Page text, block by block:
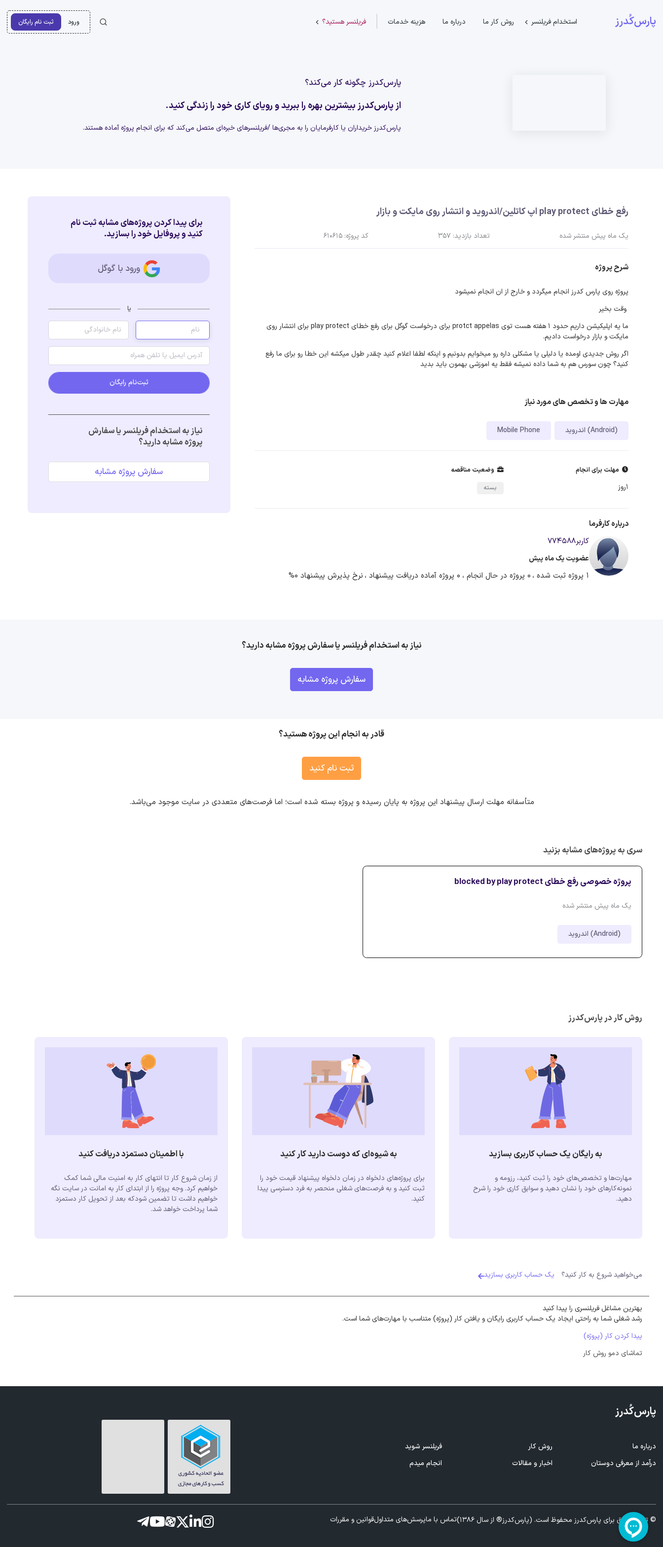
پارس‌کُدرز استخدام فریلنسر روش کار ما درباره ما هزینه خدمات فریلنسر هستید؟ ورود ثبت نام رایگان
پارس‌کدرز چگونه کار می‌کند؟
از پارس‌کدرز بیشترین بهره را ببرید و رویای کاری خود را زندگی کنید.
پارس‌کدرز خریداران یا کارفرمایان را به مجری‌ها /فریلنسرهای خبره‌ای متصل می‌کند که برای انجام پروژه آماده هستند.
رفع خطای play protect اپ کاتلین/اندروید و انتشار روی مایکت و بازار
یک ماه پیش منتشر شده تعداد بازدید: 357 کد پروژه: 610615
شرح پروژه
پروژه روی پارس کدرز انجام میگردد و خارج از ان انجام نمیشود
وقت بخیر
ما یه اپلیکیشن داریم حدود ۱ هفته هست توی protct appelas برای درخواست گوگل برای رفع خطای play protect برای انتشار روی
مایکت و بازار درخواست دادیم.
اگر روش جدیدی اومده یا دلیلی یا مشکلی داره رو میخوایم بدونیم و اینکه لطفا اعلام کنید چقدر طول میکشه این خطا رو برای ما رفع
کنید؟ چون سورس هم به شما داده نمیشه فقط یه اموزشی بهمون باید بدید
مهارت ها و تخصص های مورد نیاز
اندروید (Android) Mobile Phone
مهلت برای انجام
1روز
وضعیت مناقصه
بسته
درباره کارفرما
کاربر774588
عضویت یک ماه پیش
1 پروژه ثبت شده ، 0 پروژه در حال انجام ، 0 پروژه آماده دریافت پیشنهاد ، نرخ پذیرش پیشنهاد 0%
برای پیدا کردن پروژه‌های مشابه ثبت نام
کنید و پروفایل خود را بسازید.
ورود با گوگل
یا
ثبت‌نام رایگان
نیاز به استخدام فریلنسر یا سفارش
پروژه مشابه دارید؟
سفارش پروژه مشابه
نیاز به استخدام فریلنسر یا سفارش پروژه مشابه دارید؟
سفارش پروژه مشابه
قادر به انجام این پروژه هستید؟
ثبت نام کنید
متأسفانه مهلت ارسال پیشنهاد این پروژه به پایان رسیده و پروژه بسته شده است؛ اما فرصت‌های متعددی در سایت موجود می‌باشد.
سری به پروژه‌های مشابه بزنید
پروژه خصوصی رفع خطای blocked by play protect
یک ماه پیش منتشر شده
اندروید (Android)
روش کار در پارس‌کدرز
به رایگان یک حساب کاربری بسازید
مهارت‌ها و تخصص‌های خود را ثبت کنید، رزومه و
نمونه‌کارهای خود را نشان دهید و سوابق کاری خود را شرح
دهید.
به شیوه‌ای که دوست دارید کار کنید
برای پروژه‌های دلخواه در زمان دلخواه پیشنهاد قیمت خود را
ثبت کنید و به فرصت‌های شغلی منحصر به فرد دسترسی پیدا
کنید.
با اطمینان دستمزد دریافت کنید
از زمان شروع کار تا انتهای کار به امنیت مالی شما کمک
خواهیم کرد. وجه پروژه را از ابتدای کار به امانت در سایت نگه
خواهیم داشت تا تضمین شودکه بعد از تحویل کار دستمزد
شما پرداخت خواهد شد.
می‌خواهید شروع به کار کنید؟ یک حساب کاربری بسازید
بهترین مشاغل فریلنسری را پیدا کنید
رشد شغلی شما به راحتی ایجاد یک حساب کاربری رایگان و یافتن کار (پروژه) متناسب با مهارت‌های شما است.
پیدا کردن کار (پروژه)
تماشای دمو روش کار
پارس‌کُدرز
درباره ما روش کار
فریلنسر شوید
درآمد از معرفی دوستان اخبار و مقالات انجام میدم
© تمام حقوق برای پارس‌کدرز محفوظ است. (پارس‌کدرز® از سال 1386) تماس با ماپرسش‌های متداولقوانین و مقررات